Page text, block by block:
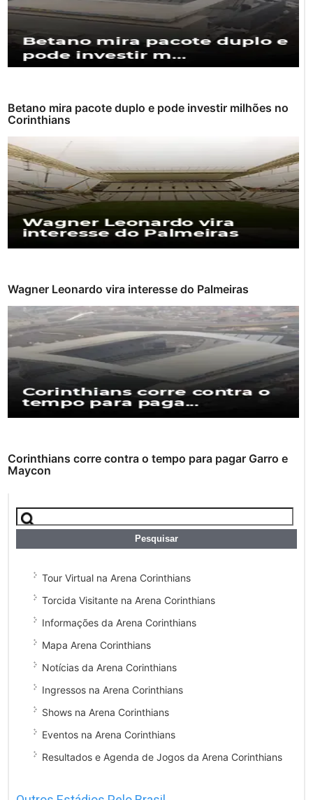
Betano mira pacote duplo e pode investir milhões no
Corinthians
Wagner Leonardo vira interesse do Palmeiras
Corinthians corre contra o tempo para pagar Garro e
Maycon
Tour Virtual na Arena Corinthians
Torcida Visitante na Arena Corinthians
Informações da Arena Corinthians
Mapa Arena Corinthians
Notícias da Arena Corinthians
Ingressos na Arena Corinthians
Shows na Arena Corinthians
Eventos na Arena Corinthians
Resultados e Agenda de Jogos da Arena Corinthians